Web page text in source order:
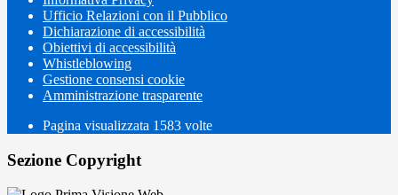
Ufficio Relazioni con il Pubblico
Dichiarazione di accessibilità
Obiettivi di accessibilità
Whistleblowing
Gestione consensi cookie
Amministrazione trasparente
Pagina visualizzata 1583 volte
Sezione Copyright